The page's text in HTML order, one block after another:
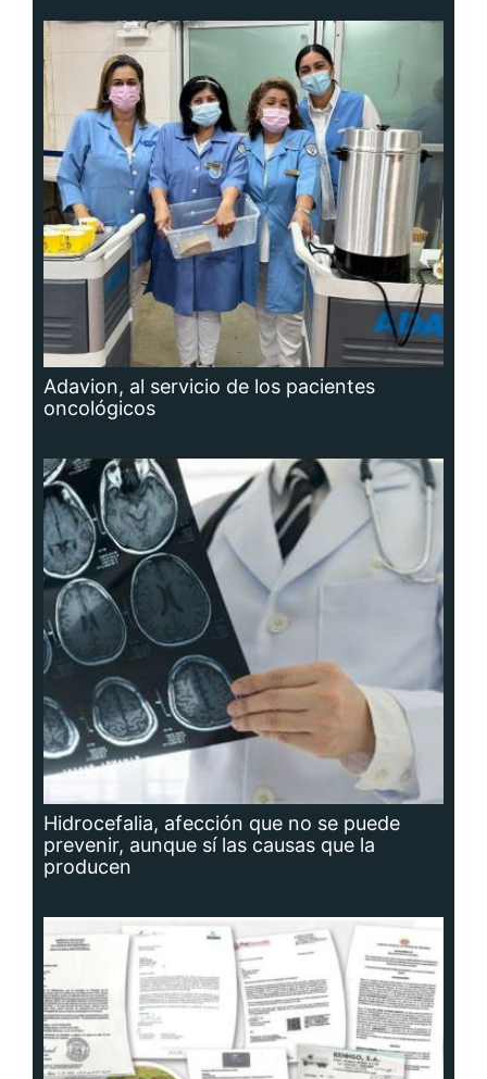
Adavion, al servicio de los pacientes
oncológicos
Hidrocefalia, afección que no se puede
prevenir, aunque sí las causas que la
producen